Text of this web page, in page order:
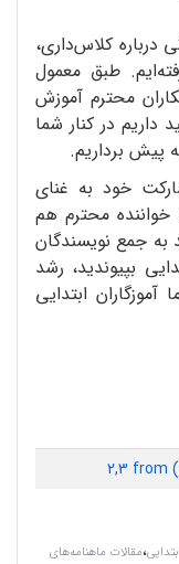
درباره کلاس‌داری،
طبق معمول
محترم آموزش
داریم در کنار شما
پیش برداریم.
خود به غنای
محترم هم
به جمع نویسندگان
بپیوندید، رشد
ابتدایی
2,3 from
،مقالات ماهنامه‌های